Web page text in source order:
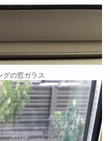
グの窓ガラス